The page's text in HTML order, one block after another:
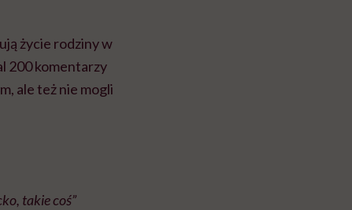
życie rodziny w
200 komentarzy
ale też nie mogli
takie coś”